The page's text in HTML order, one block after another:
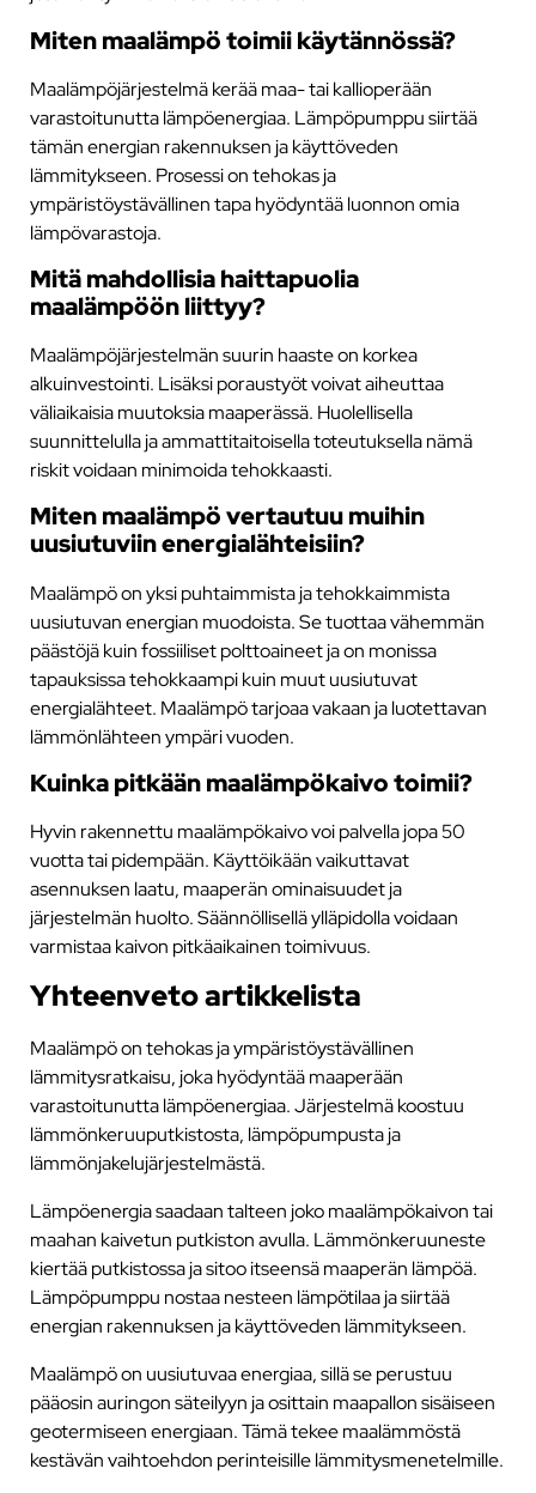
Miten maalämpö toimii käytännössä?
Maalämpöjärjestelmä kerää maa- tai kallioperään
varastoitunutta lämpöenergiaa. Lämpöpumppu siirtää
tämän energian rakennuksen ja käyttöveden
lämmitykseen. Prosessi on tehokas ja
ympäristöystävällinen tapa hyödyntää luonnon omia
lämpövarastoja.
Mitä mahdollisia haittapuolia
maalämpöön liittyy?
Maalämpöjärjestelmän suurin haaste on korkea
alkuinvestointi. Lisäksi poraustyöt voivat aiheuttaa
väliaikaisia muutoksia maaperässä. Huolellisella
suunnittelulla ja ammattitaitoisella toteutuksella nämä
riskit voidaan minimoida tehokkaasti.
Miten maalämpö vertautuu muihin
uusiutuviin energialähteisiin?
Maalämpö on yksi puhtaimmista ja tehokkaimmista
uusiutuvan energian muodoista. Se tuottaa vähemmän
päästöjä kuin fossiiliset polttoaineet ja on monissa
tapauksissa tehokkaampi kuin muut uusiutuvat
energialähteet. Maalämpö tarjoaa vakaan ja luotettavan
lämmönlähteen ympäri vuoden.
Kuinka pitkään maalämpökaivo toimii?
Hyvin rakennettu maalämpökaivo voi palvella jopa 50
vuotta tai pidempään. Käyttöikään vaikuttavat
asennuksen laatu, maaperän ominaisuudet ja
järjestelmän huolto. Säännöllisellä ylläpidolla voidaan
varmistaa kaivon pitkäaikainen toimivuus.
Yhteenveto artikkelista
Maalämpö on tehokas ja ympäristöystävällinen
lämmitysratkaisu, joka hyödyntää maaperään
varastoitunutta lämpöenergiaa. Järjestelmä koostuu
lämmönkeruuputkistosta, lämpöpumpusta ja
lämmönjakelujärjestelmästä.
Lämpöenergia saadaan talteen joko maalämpökaivon tai
maahan kaivetun putkiston avulla. Lämmönkeruuneste
kiertää putkistossa ja sitoo itseensä maaperän lämpöä.
Lämpöpumppu nostaa nesteen lämpötilaa ja siirtää
energian rakennuksen ja käyttöveden lämmitykseen.
Maalämpö on uusiutuvaa energiaa, sillä se perustuu
pääosin auringon säteilyyn ja osittain maapallon sisäiseen
geotermiseen energiaan. Tämä tekee maalämmöstä
kestävän vaihtoehdon perinteisille lämmitysmenetelmille.